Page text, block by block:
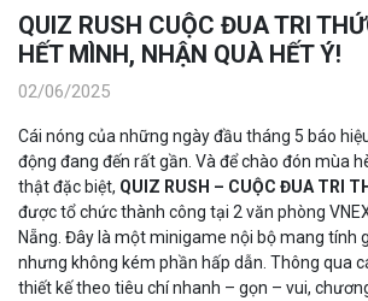
QUIZ RUSH CUỘC ĐUA TRI
HẾT MÌNH, NHẬN QUÀ HẾT Ý!
02/06/2025
Cái nóng của những ngày đầu tháng 5 báo
động đang đến rất gần. Và để chào đón mùa
thật đặc biệt, QUIZ RUSH – CUỘC ĐUA TRI
được tổ chức thành công tại 2 văn phòng
Nẵng. Đây là một minigame nội bộ mang tính
nhưng không kém phần hấp dẫn. Thông qua
thiết kế theo tiêu chí nhanh – gọn – vui,